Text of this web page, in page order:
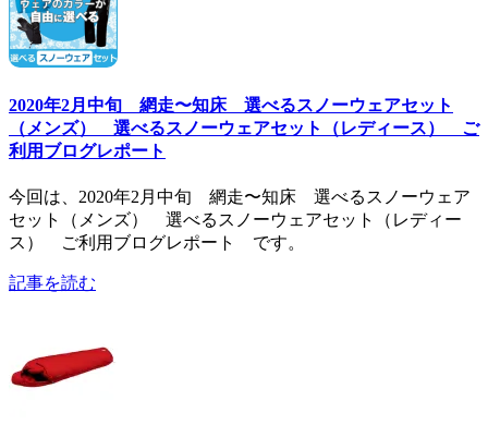
2020年2月中旬 網走〜知床 選べるスノーウェアセット
（メンズ） 選べるスノーウェアセット（レディース） ご
利用ブログレポート
今回は、2020年2月中旬 網走〜知床 選べるスノーウェア
セット（メンズ） 選べるスノーウェアセット（レディー
ス） ご利用ブログレポート です。
記事を読む